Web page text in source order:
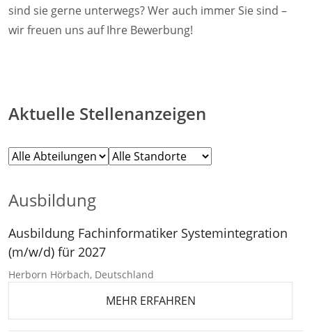
sind sie gerne unterwegs? Wer auch immer Sie sind –
wir freuen uns auf Ihre Bewerbung!
Aktuelle Stellenanzeigen
Ausbildung
Ausbildung Fachinformatiker Systemintegration
(m/w/d) für 2027
Herborn Hörbach, Deutschland
MEHR ERFAHREN